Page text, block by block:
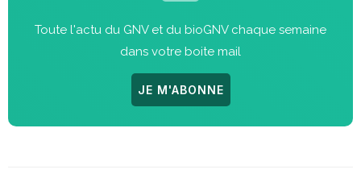
Toute l'actu du GNV et du bioGNV chaque semaine
dans votre boite mail
JE M'ABONNE